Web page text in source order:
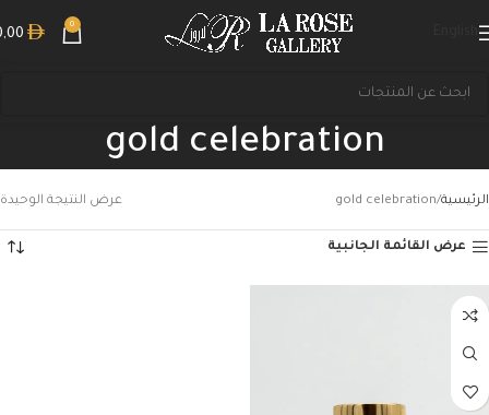
0
gold celebration
الرئيسية gold celebration عرض النتيجة الوحيدة
عرض القائمة الجانبية